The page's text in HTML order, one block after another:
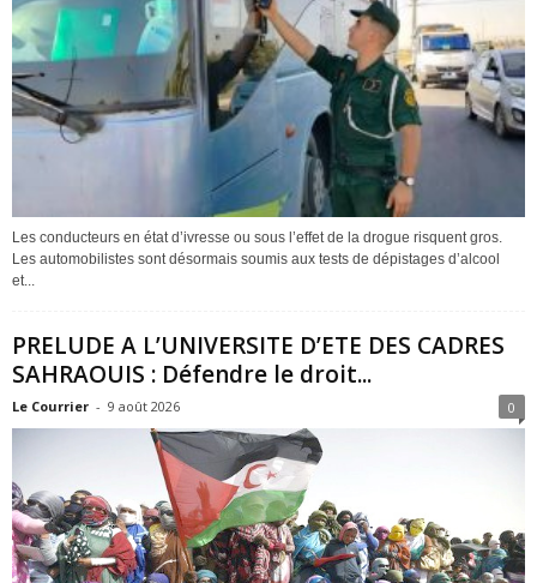
Les conducteurs en état d’ivresse ou sous l’effet de la drogue risquent gros.
Les automobilistes sont désormais soumis aux tests de dépistages d’alcool
et...
PRELUDE A L’UNIVERSITE D’ETE DES CADRES
SAHRAOUIS : Défendre le droit...
Le Courrier - 9 août 2026 0